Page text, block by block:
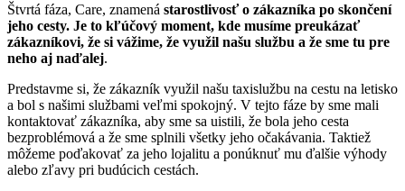
Štvrtá fáza, Care, znamená starostlivosť o zákazníka po skončení
jeho cesty. Je to kľúčový moment, kde musíme preukázať
zákazníkovi, že si vážime, že využil našu službu a že sme tu pre
neho aj naďalej.
Predstavme si, že zákazník využil našu taxislužbu na cestu na letisko
a bol s našimi službami veľmi spokojný. V tejto fáze by sme mali
kontaktovať zákazníka, aby sme sa uistili, že bola jeho cesta
bezproblémová a že sme splnili všetky jeho očakávania. Taktiež
môžeme poďakovať za jeho lojalitu a ponúknuť mu ďalšie výhody
alebo zľavy pri budúcich cestách.